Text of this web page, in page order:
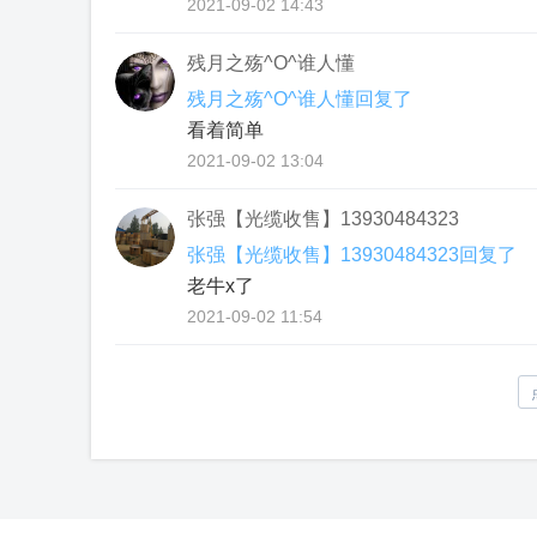
2021-09-02 14:43
残月之殇^O^谁人懂
残月之殇^O^谁人懂回复了
看着简单
2021-09-02 13:04
张强【光缆收售】13930484323
张强【光缆收售】13930484323回复了
老牛x了
2021-09-02 11:54